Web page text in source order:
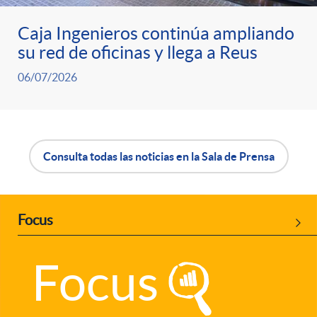
o
v
w
e
b
i
d
s
Caja Ingenieros continúa ampliando
su red de oficinas y llega a Reus
06/07/2026
B
o
Consulta todas las noticias en la Sala de Prensa
P
Focus
Focus